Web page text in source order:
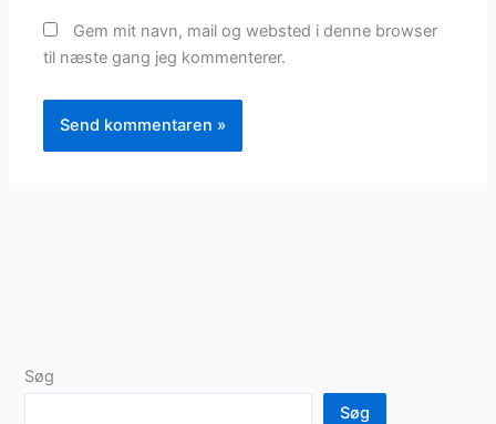
Gem mit navn, mail og websted i denne browser
til næste gang jeg kommenterer.
Søg
Søg